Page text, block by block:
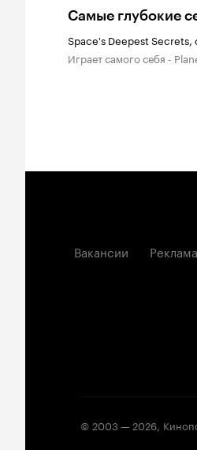
Самые глубокие
Space's Deepest Secrets,
играет самого себя -
Вакансии Реклама
© 2003 —2026,